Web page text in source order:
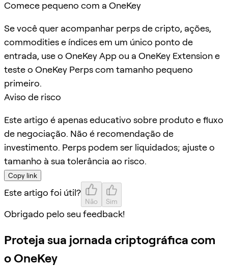
Comece pequeno com a OneKey
Se você quer acompanhar perps de cripto, ações,
commodities e índices em um único ponto de
entrada, use o OneKey App ou a OneKey Extension e
teste o OneKey Perps com tamanho pequeno
primeiro.
Aviso de risco
Este artigo é apenas educativo sobre produto e fluxo
de negociação. Não é recomendação de
investimento. Perps podem ser liquidados; ajuste o
tamanho à sua tolerância ao risco.
Copy link
Este artigo foi útil?
Não Sim
Obrigado pelo seu feedback!
Proteja sua jornada criptográfica com
o OneKey